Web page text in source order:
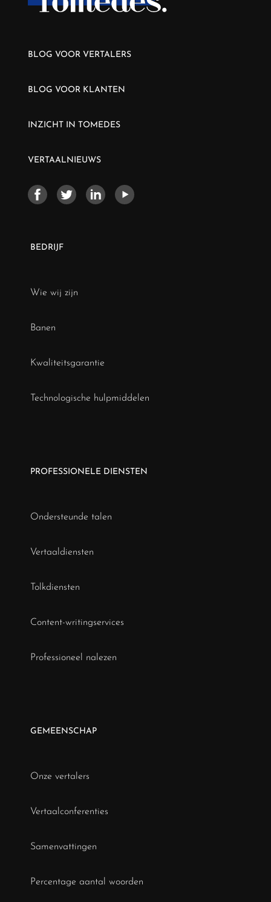
BLOG VOOR VERTALERS
BLOG VOOR KLANTEN
INZICHT IN TOMEDES
VERTAALNIEUWS
BEDRIJF
Wie wij zijn
Banen
Kwaliteitsgarantie
Technologische hulpmiddelen
PROFESSIONELE DIENSTEN
Ondersteunde talen
Vertaaldiensten
Tolkdiensten
Content-writingservices
Professioneel nalezen
GEMEENSCHAP
Onze vertalers
Vertaalconferenties
Samenvattingen
Percentage aantal woorden